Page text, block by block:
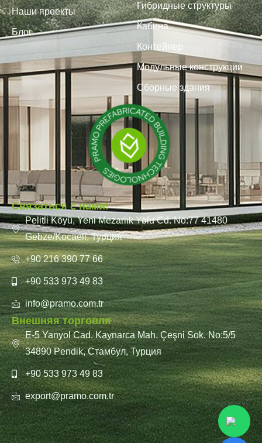
Наши проекты
Блог
Гибридные структуры
Кабина
Контейнер
Модульные конструкции
Сборные здания
Связаться с нами!
Pelitli Köyü, Yeni Mezarlık Yolu Cd. No:77 41480
Gebze/Kocaeli, Турция
+90 216 390 77 66
+90 533 973 49 83
info@pramo.com.tr
Внешняя торговля
E-5 Yanyol Cad. Kaynarca Mah. Çeşni Sok. No:5/5
34890 Pendik, Стамбул, Турция
+90 533 973 49 83
export@pramo.com.tr